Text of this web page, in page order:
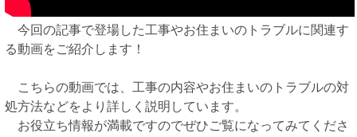
今回の記事で登場した工事やお住まいのトラブルに関連す
る動画をご紹介します！
こちらの動画では、工事の内容やお住まいのトラブルの対
処方法などをより詳しく説明しています。
お役立ち情報が満載ですのでぜひご覧になってみてくださ